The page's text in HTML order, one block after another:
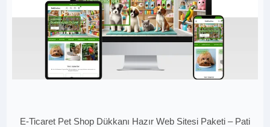
E-Ticaret Pet Shop Dükkanı Hazır Web Sitesi Paketi – Pati